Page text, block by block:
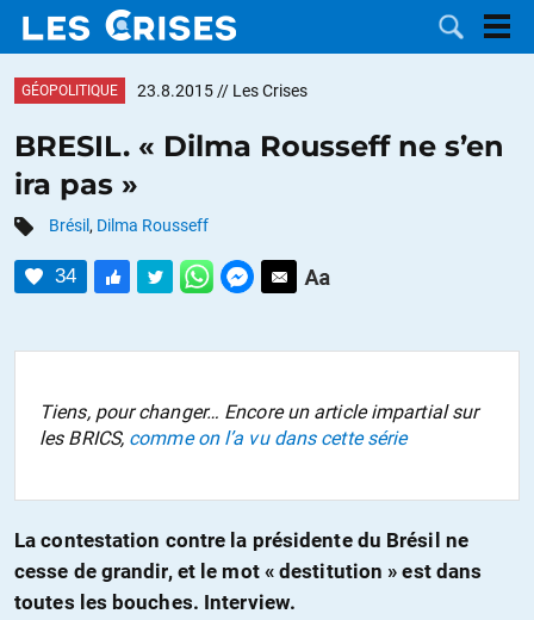
DOSSIERS
CATÉGORIES
CONTACTER
FAIRE UN
DON
GÉOPOLITIQUE 23.8.2015 // Les Crises
BRESIL. « Dilma Rousseff ne s’en
ira pas »
Brésil , Dilma Rousseff
34
Tiens, pour changer… Encore un article impartial sur
les BRICS, comme on l’a vu dans cette série
La contestation contre la présidente du Brésil ne
cesse de grandir, et le mot « destitution » est dans
toutes les bouches. Interview.